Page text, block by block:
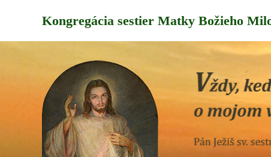
Kongregácia sestier Matky Božieho